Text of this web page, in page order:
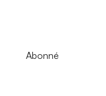
Abonné